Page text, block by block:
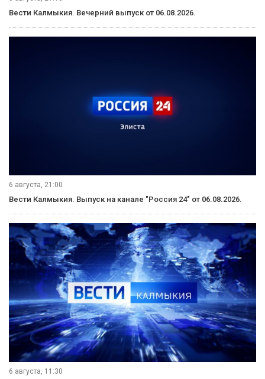
нашем вечернем выпуске представим подробный отчет.
Рубрики
Видеосюжеты